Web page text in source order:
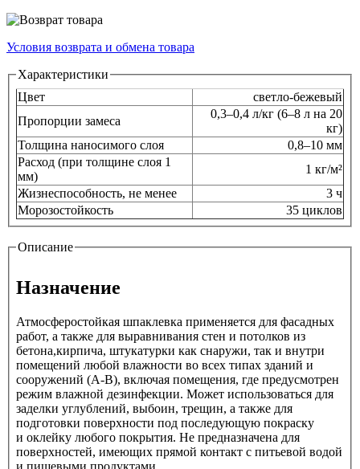
Условия возврата и обмена товара
Horizontal Tabs
Характеристики
Цвет
светло-бежевый
Пропорции замеса
0,3–0,4 л/кг (6–8 л на 20
кг)
Толщина наносимого слоя
0,8–10 мм
Расход (при толщине слоя 1
мм)
1 кг/м²
Жизнеспособность, не менее
3 ч
Морозостойкость
35 циклов
Описание
Назначение
Атмосферостойкая шпаклевка применяется для фасадных
работ, а также для выравнивания стен и потолков из
бетона,кирпича, штукатурки как снаружи, так и внутри
помещений любой влажности во всех типах зданий и
сооружений (A-B), включая помещения, где предусмотрен
режим влажной дезинфекции. Может использоваться для
заделки углублений, выбоин, трещин, а также для
подготовки поверхности под последующую покраску
и оклейку любого покрытия. Не предназначена для
поверхностей, имеющих прямой контакт с питьевой водой
и пищевыми продуктами.